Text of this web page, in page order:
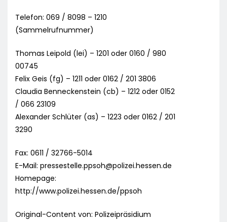
Telefon: 069 / 8098 – 1210
(Sammelrufnummer)
Thomas Leipold (lei) – 1201 oder 0160 / 980
00745
Felix Geis (fg) – 1211 oder 0162 / 201 3806
Claudia Benneckenstein (cb) – 1212 oder 0152
/ 066 23109
Alexander Schlüter (as) – 1223 oder 0162 / 201
3290
Fax: 0611 / 32766-5014
E-Mail: pressestelle.ppsoh@polizei.hessen.de
Homepage:
http://www.polizei.hessen.de/ppsoh
Original-Content von: Polizeipräsidium